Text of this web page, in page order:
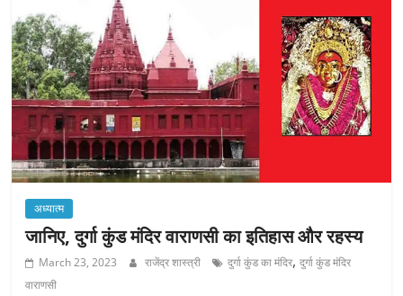
अध्यात्म
जानिए, दुर्गा कुंड मंदिर वाराणसी का इतिहास और रहस्य
March 23, 2023 राजेंद्र शास्त्री दुर्गा कुंड का मंदिर,दुर्गा कुंड मंदिर
वाराणसी